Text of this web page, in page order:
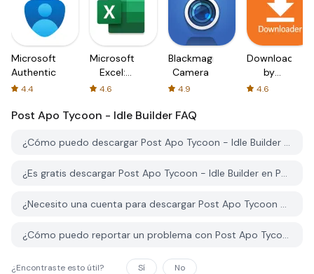
Microsoft
Authenticator
4.4
Microsoft
Excel:
Spreadsheets
4.6
Blackmagic
Camera
4.9
Downloader
by
AFTVnews
4.6
Post Apo Tycoon - Idle Builder FAQ
¿Cómo puedo descargar Post Apo Tycoon - Idle Builder desde PGYER APK HUB?
¿Es gratis descargar Post Apo Tycoon - Idle Builder en PGYER APK HUB?
¿Necesito una cuenta para descargar Post Apo Tycoon - Idle Builder desde PGYER APK HUB?
¿Cómo puedo reportar un problema con Post Apo Tycoon - Idle Builder en PGYER APK HUB?
¿Encontraste esto útil? Sí No